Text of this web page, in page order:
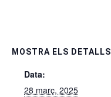
MOSTRA ELS DETALLS
Data:
28 març, 2025